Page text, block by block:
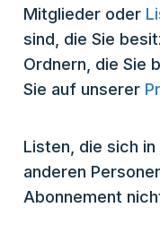
Mitglieder oder
sind, die Sie
Ordnern, die Sie
Sie auf unserer
Listen, die sich
anderen
Abonnement